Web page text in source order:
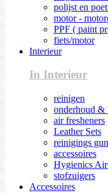
polijst en
motor -
PPF ( paint
fiets/motor
Interieur
In Interieur
reinigen
onderhoud &
air fresheners
Leather Sets
reinigings
accessoires
Hygienics
stofzuigers
Accessoires